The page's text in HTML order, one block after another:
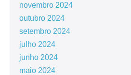
novembro 2024
outubro 2024
setembro 2024
julho 2024
junho 2024
maio 2024